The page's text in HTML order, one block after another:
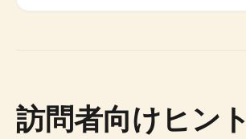
訪問者向けヒント